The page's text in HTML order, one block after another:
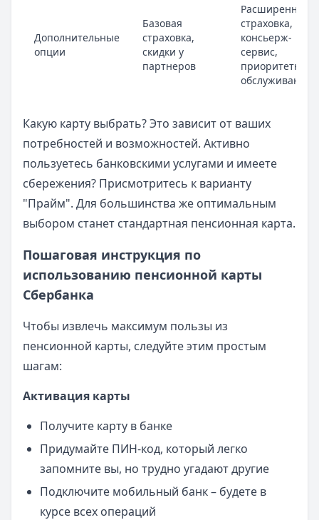
Дополнительные
опции
Базовая
страховка,
скидки у
партнеров
Расширенная
страховка,
консьерж-
сервис,
приоритетное
обслуживание
Какую карту выбрать? Это зависит от ваших
потребностей и возможностей. Активно
пользуетесь банковскими услугами и имеете
сбережения? Присмотритесь к варианту
"Прайм". Для большинства же оптимальным
выбором станет стандартная пенсионная карта.
Пошаговая инструкция по
использованию пенсионной карты
Сбербанка
Чтобы извлечь максимум пользы из
пенсионной карты, следуйте этим простым
шагам:
Активация карты
Получите карту в банке
Придумайте ПИН-код, который легко
запомните вы, но трудно угадают другие
Подключите мобильный банк – будете в
курсе всех операций